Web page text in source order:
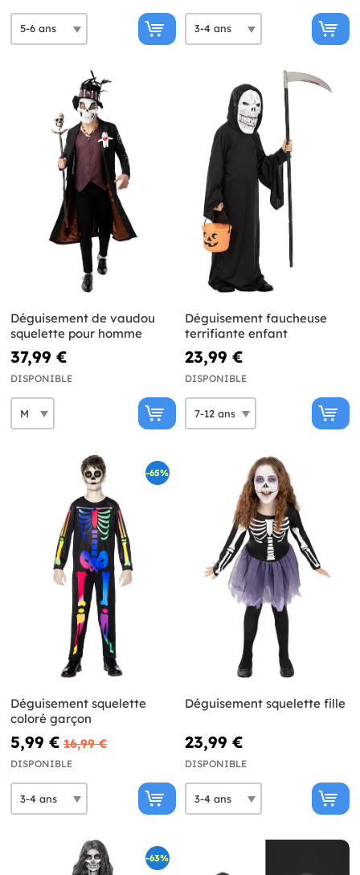
Déguisement de vaudou
squelette pour homme
37,99 €
DISPONIBLE
Déguisement faucheuse
terrifiante enfant
23,99 €
DISPONIBLE
-65%
Déguisement squelette
coloré garçon
5,99 € 16,99 €
DISPONIBLE
Déguisement squelette fille
23,99 €
DISPONIBLE
-63%